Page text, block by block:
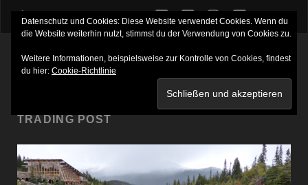
twitterfacebookinstagram
youtube
TRADING POST
Datenschutz und Cookies: Diese Website verwendet Cookies. Wenn du
die Website weiterhin nutzt, stimmst du der Verwendung von Cookies zu.
Weitere Informationen, beispielsweise zur Kontrolle von Cookies, findest
du hier: Cookie-Richtlinie